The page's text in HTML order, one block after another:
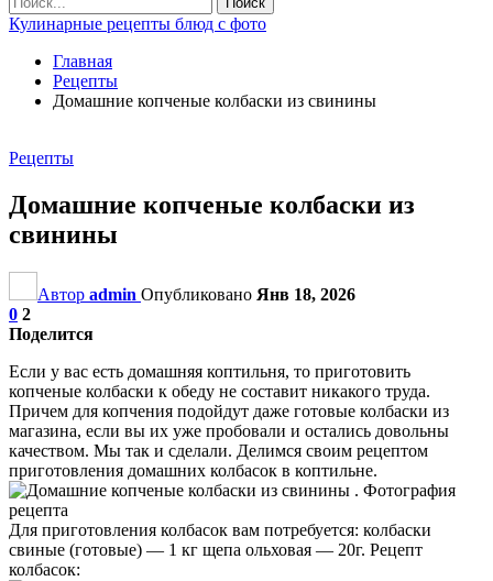
Кулинарные рецепты блюд с фото
Главная
Рецепты
Домашние копченые колбаски из свинины
Рецепты
Домашние копченые колбаски из
свинины
Автор admin Опубликовано Янв 18, 2026
0 2
Поделится
Если у вас есть домашняя коптильня, то приготовить
копченые колбаски к обеду не составит никакого труда.
Причем для копчения подойдут даже готовые колбаски из
магазина, если вы их уже пробовали и остались довольны
качеством. Мы так и сделали. Делимся своим рецептом
приготовления домашних колбасок в коптильне.
Для приготовления колбасок вам потребуется: колбаски
свиные (готовые) — 1 кг щепа ольховая — 20г. Рецепт
колбасок: